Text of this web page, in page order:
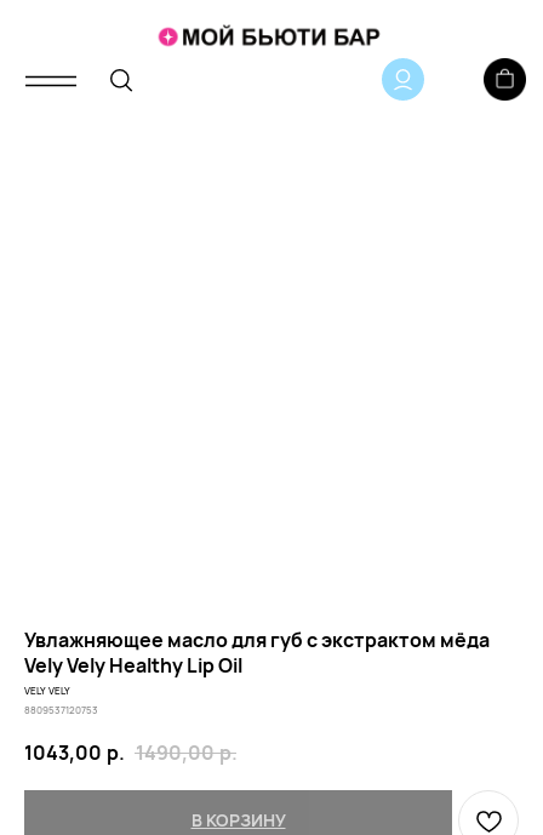
Увлажняющее масло для губ с экстрактом мёда
Vely Vely Healthy Lip Oil
VELY VELY
8809537120753
1043,00 р. 1490,00р.
В КОРЗИНУ